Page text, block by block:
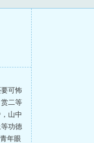
可怖
二等
山中
功德
年眼